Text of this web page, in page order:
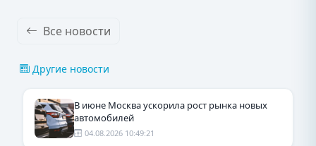
Все новости
Другие новости
В июне Москва ускорила рост рынка новых
автомобилей
04.08.2026 10:49:21